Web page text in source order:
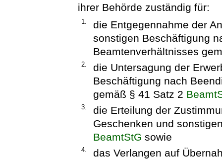
ihrer Behörde zuständig für:
1.
die Entgegennahme der
sonstigen Beschäftigung
Beamtenverhältnisses
2.
die Untersagung der
Beschäftigung nach
gemäß § 41 Satz 2
3.
die Erteilung der
Geschenken und
BeamtStG sowie
4.
das Verlangen auf